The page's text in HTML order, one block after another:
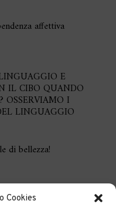
Cookies
affettiva
E
IL CIBO QUANDO
OSSERVIAMO I
LINGUAGGIO
di bellezza!